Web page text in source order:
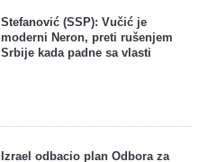
Stefanović (SSP): Vučić je
moderni Neron, preti rušenjem
Srbije kada padne sa vlasti
Izrael odbacio plan Odbora za